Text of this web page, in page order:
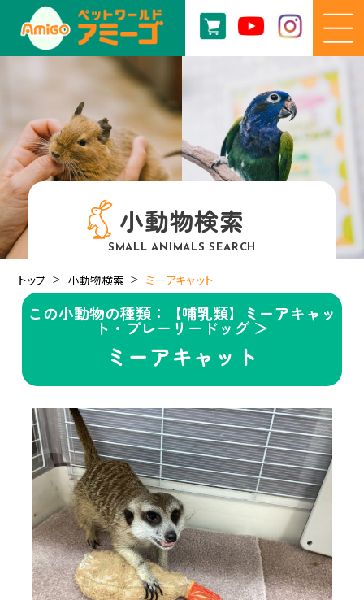
小動物検索
SMALL ANIMALS SEARCH
トップ 小動物検索 ミーアキャット
この小動物の種類：【哺乳類】ミーアキャッ
ト・プレーリードッグ ＞
ミーアキャット